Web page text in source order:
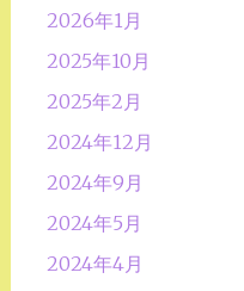
2026年1月
2025年10月
2025年2月
2024年12月
2024年9月
2024年5月
2024年4月